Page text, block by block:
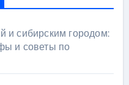
и сибирским городом:
и советы по